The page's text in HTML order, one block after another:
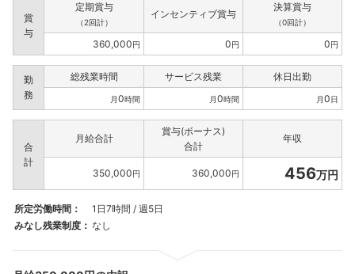
賞
与
定期賞与
（2回計）
インセンティブ賞与
決算賞与
（0回計）
360,000円 0円 0円
勤
務
総残業時間 サービス残業 休日出勤
月0時間 月0時間 月0日
合
計
月給合計
賞与(ボーナス)
合計
年収
350,000円 360,000円 456万円
所定労働時間：
1日7時間 / 週5日
みなし残業制度： なし